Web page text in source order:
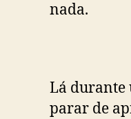
nada.
Lá durante
parar de